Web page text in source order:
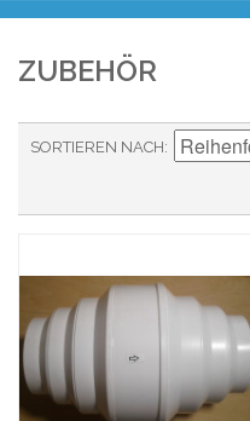
ZUBEHÖR
SORTIEREN NACH